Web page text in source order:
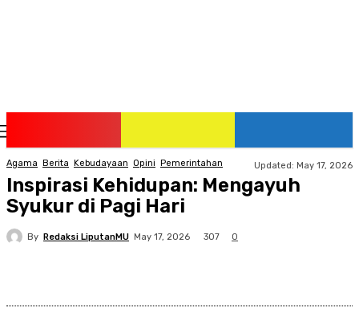
Agama Berita Kebudayaan Opini Pemerintahan Updated: May 17, 2026
Inspirasi Kehidupan: Mengayuh
Syukur di Pagi Hari
By Redaksi LiputanMU May 17, 2026 307 0